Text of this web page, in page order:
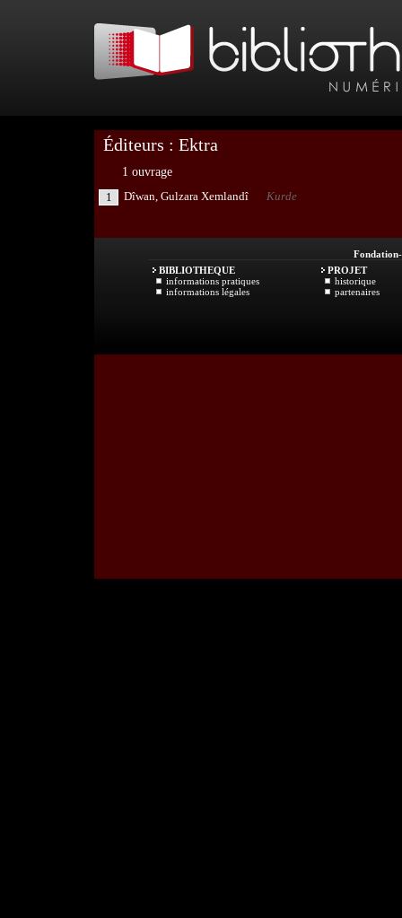
Éditeurs : Ektra
1 ouvrage
1
Dîwan, Gulzara Xemlandî Kurde
Fondation
BIBLIOTHEQUE
informations pratiques
informations légales
PROJET
historique
partenaires